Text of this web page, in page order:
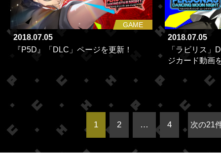
GAME
2018.07.05
『P5D』「DLC」ページを更新！
2018.07.05
「ラビリス」
ジカード動画
1 2 … 4 次の21